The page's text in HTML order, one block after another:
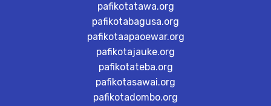
pafikotatawa.org
pafikotabagusa.org
pafikotaapaoewar.org
pafikotajauke.org
pafikotateba.org
pafikotasawai.org
pafikotadombo.org